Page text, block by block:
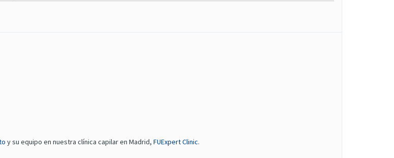
y su equipo en nuestra clínica capilar en Madrid, FUExpert Clinic.